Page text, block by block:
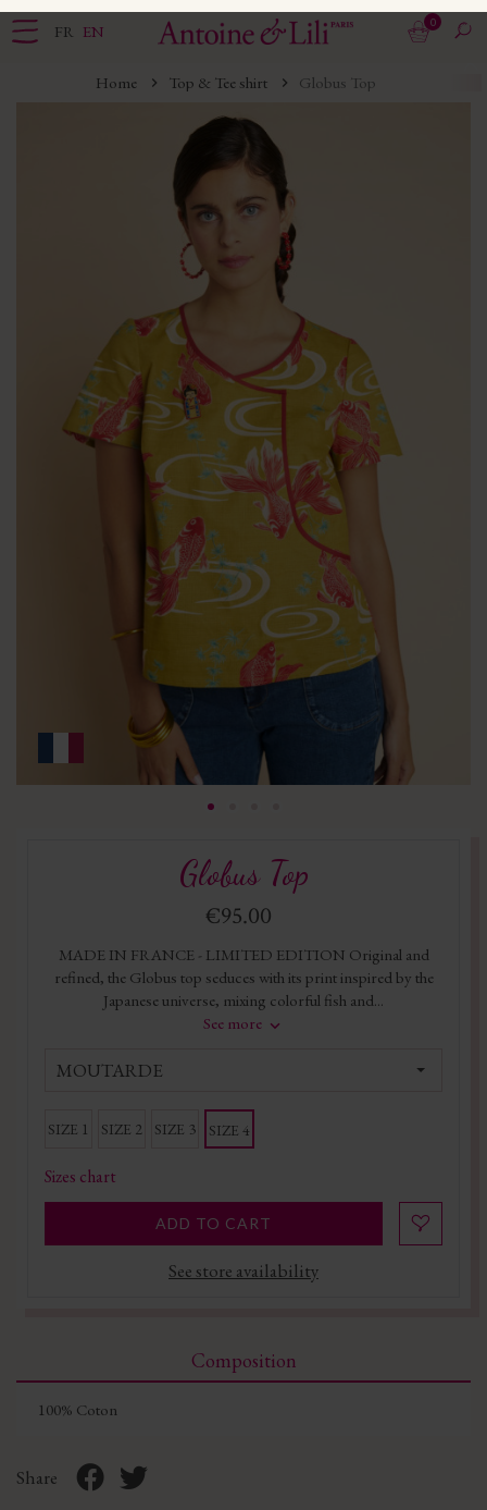
FR EN 0
Home Top & Tee shirt Globus Top
Globus Top
€95.00
MADE IN FRANCE - LIMITED EDITION Original and
refined, the Globus top seduces with its print inspired by the
Japanese universe, mixing colorful fish and...
See more
MOUTARDE
SIZE 1 SIZE 2 SIZE 3 SIZE 4
Sizes chart
ADD TO CART
See store availability
Composition
100% Coton
Share